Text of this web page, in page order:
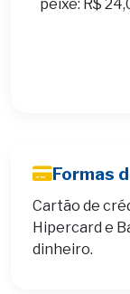
peixe: R$
Formas
Cartão de
Hipercard e
dinheiro.